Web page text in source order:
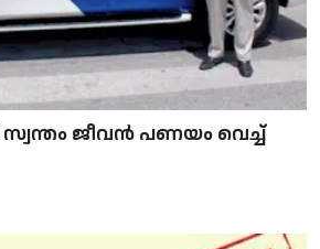
ജീവന്‍ പണയം വെച്ച്